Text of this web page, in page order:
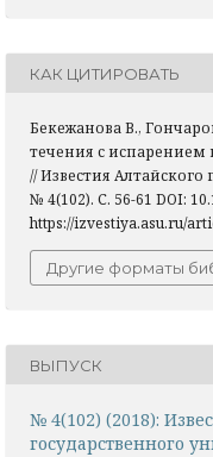
КАК ЦИТИРОВАТЬ
Бекежанова В.,
течения с испарением
// Известия Алтайского
№ 4(102). С. 56-61 DOI:
https://izvestiya.asu.ru/
Другие форматы
ВЫПУСК
№ 4(102) (2018):
государственного